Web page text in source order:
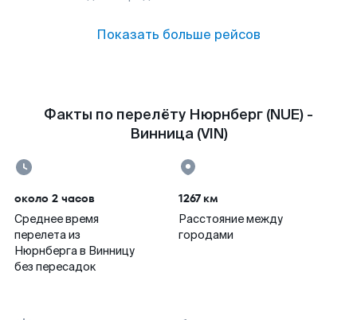
Показать больше рейсов
Факты по перелёту Нюрнберг (NUE) -
Винница (VIN)
около 2 часов
Среднее время
перелета из
Нюрнберга в Винницу
без пересадок
1267 км
Расстояние между
городами